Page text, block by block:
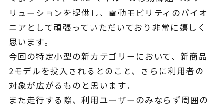
リューションを提供し、電動モビリティのパイオ
ニアとして頑張っていただいており非常に嬉しく
思います。
今回の特定小型の新カテゴリーにおいて、新商品
2モデルを投入されるとのこと、さらに利用者の
対象が広がるものと思います。
また走行する際、利用ユーザーのみならず周囲の